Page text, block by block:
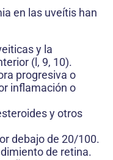
en las uveítis han
y la
(l, 9, 10).
progresiva o
inflamación o
y otros
debajo de 20/100.
de retina.